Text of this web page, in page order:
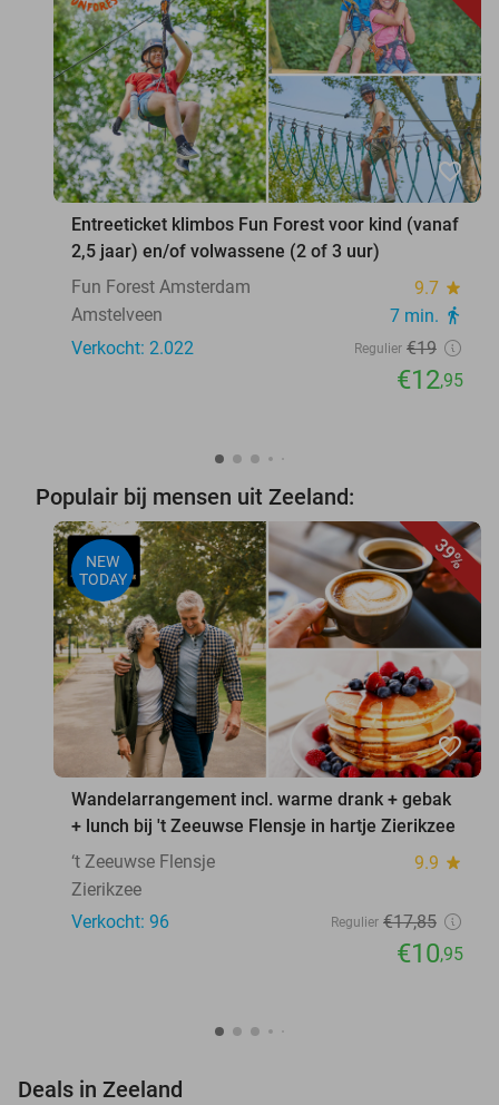
favorite_border
Entreeticket klimbos Fun Forest voor kind (vanaf
2,5 jaar) en/of volwassene (2 of 3 uur)
Fun Forest Amsterdam
9.7 star
Amstelveen 7 min. directions_walk
Verkocht: 2.022 Regulier €19
€12,95
Populair bij mensen uit Zeeland:
39%
NEW
TODAY
favorite_border
Wandelarrangement incl. warme drank + gebak
+ lunch bij 't Zeeuwse Flensje in hartje Zierikzee
‘t Zeeuwse Flensje
9.9 star
Zierikzee
Verkocht: 96
Regulier €17,85
€10,95
Deals in Zeeland